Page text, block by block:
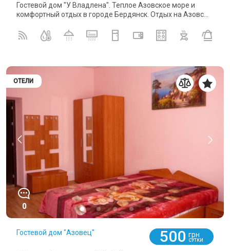
Гостевой дом "У Владлена". Теплое Азовское море и
комфортный отдых в городе Бердянск. Отдых на Азовс...
ОТЕЛИ
0
Гостевой дом "Азовец" 500 грн
СУТКИ